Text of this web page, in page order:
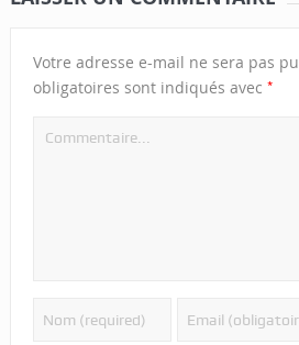
Votre adresse e-mail ne sera pas
obligatoires sont indiqués avec *